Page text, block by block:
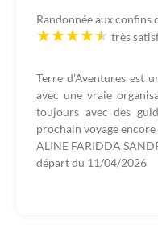
Randonnée aux confins
très
Terre d’Aventures est
avec une vraie
toujours avec des
prochain voyage
ALINE FARIDDA
départ du 11/04/2026